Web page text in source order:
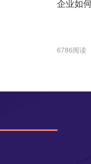
企业如
6786阅读